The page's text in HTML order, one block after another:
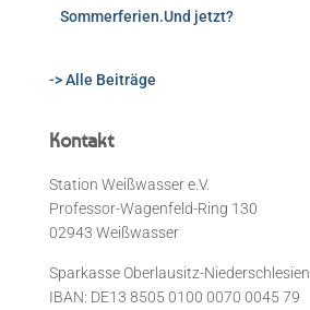
Sommerferien.Und jetzt?
-> Alle Beiträge
Kontakt
Station Weißwasser e.V.
Professor-Wagenfeld-Ring 130
02943 Weißwasser
Sparkasse Oberlausitz-Niederschlesien
IBAN: DE13 8505 0100 0070 0045 79